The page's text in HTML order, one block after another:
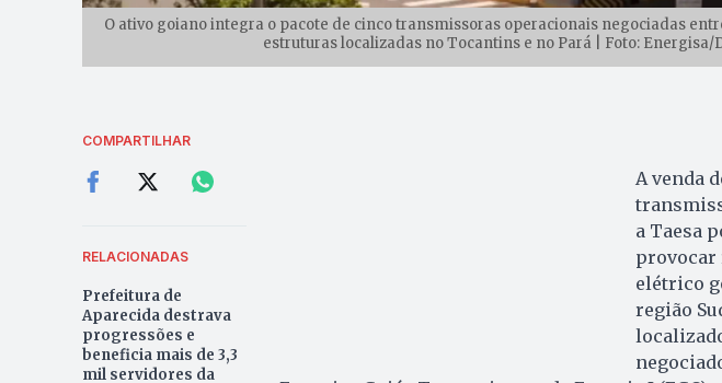
O ativo goiano integra o pacote de cinco transmissoras operacionais negociadas
estruturas localizadas no Tocantins e no Pará | Foto: Energisa/
COMPARTILHAR
RELACIONADAS
Prefeitura de
Aparecida destrava
progressões e
beneficia mais de 3,3
mil servidores da
A venda
a Taesa
provocar
elétrico
região